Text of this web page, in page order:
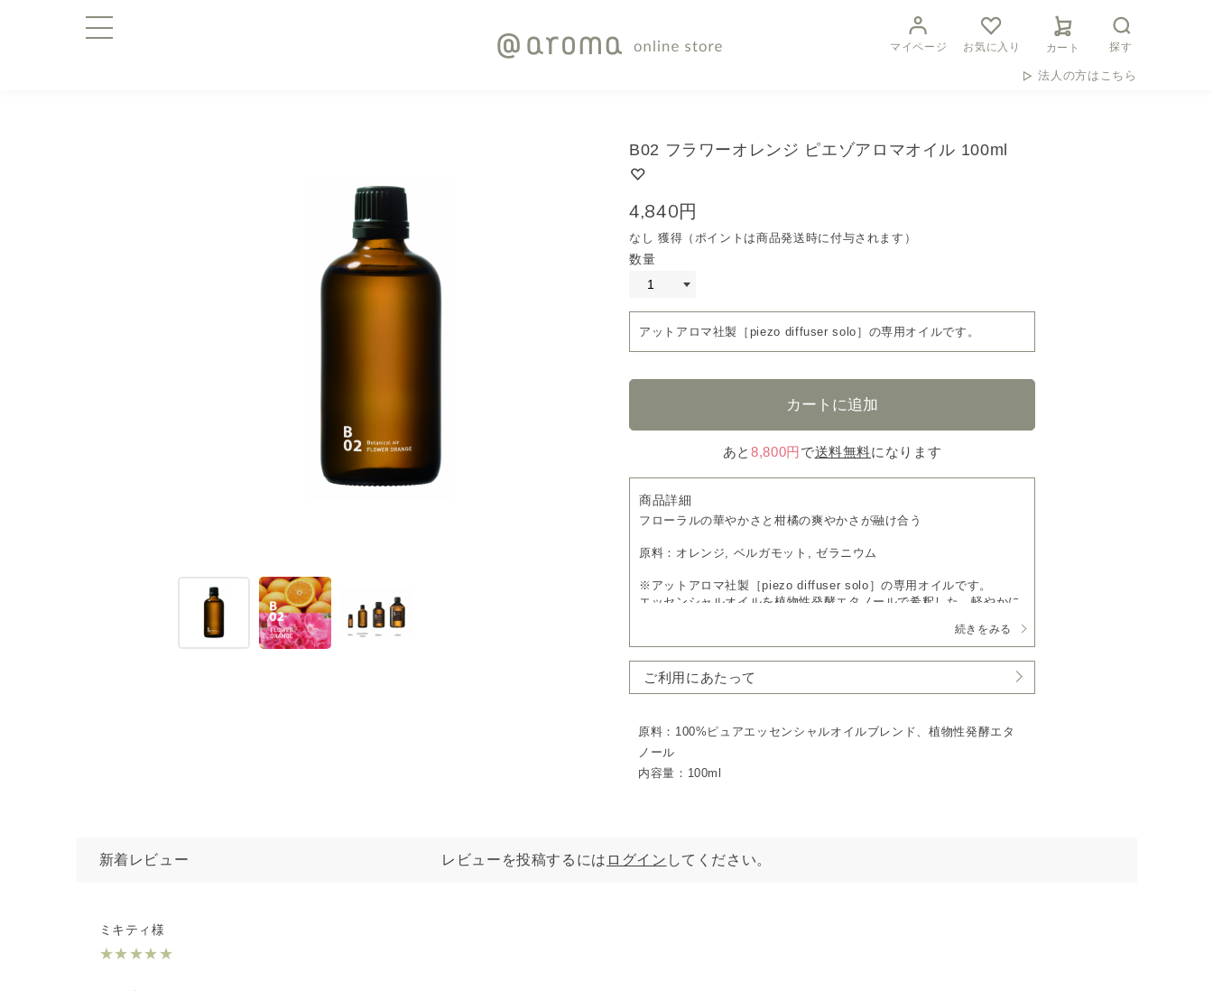
マイページ お気に入り カート 探す
法人の方はこちら
B02 フラワーオレンジ ピエゾアロマオイル 100ml
4,840円
なし 獲得（ポイントは商品発送時に付与されます）
数量
アットアロマ社製［piezo diffuser solo］の専用オイルです。
あと8,800円 で送料無料になります
商品詳細
フローラルの華やかさと柑橘の爽やかさが融け合う
原料：オレンジ, ベルガモット, ゼラニウム
※アットアロマ社製［piezo diffuser solo］の専用オイルです。
エッセンシャルオイルを植物性発酵エタノールで希釈した、軽やかに
続きをみる
ご利用にあたって
原料：100%ピュアエッセンシャルオイルブレンド、植物性発酵エタ
ノール
内容量：100ml
新着レビュー レビューを投稿するには ログイン してください。
ミキティ様
★★★★★